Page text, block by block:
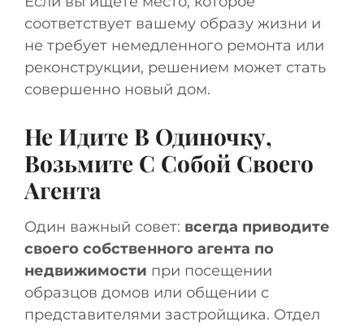
соответствует вашему образу жизни и
не требует немедленного ремонта или
реконструкции, решением может стать
совершенно новый дом.
Не Идите В Одиночку,
Возьмите С Собой Своего
Агента
Один важный совет: всегда приводите
своего собственного агента по
недвижимости при посещении
образцов домов или общении с
представителями застройщика. Отдел